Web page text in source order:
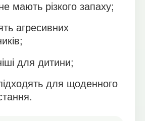
мають різкого запаху;
агресивних
для дитини;
для щоденного